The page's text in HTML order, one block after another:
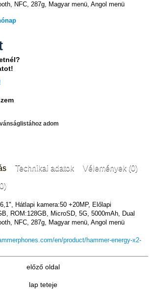
NFC, 287g, Magyar menü, Angol menü
adom
Technikai adatok Vélemények (0)
Hátlapi kamera:50 +20MP, Előlapi
ROM:128GB, MicroSD, 5G, 5000mAh, Dual
NFC, 287g, Magyar menü, Angol menü
en/product/hammer-energy-x2-
előző oldal
lap teteje